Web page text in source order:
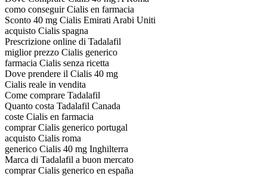
como conseguir Cialis en farmacia
Sconto 40 mg Cialis Emirati Arabi Uniti
acquisto Cialis spagna
Prescrizione online di Tadalafil
miglior prezzo Cialis generico
farmacia Cialis senza ricetta
Dove prendere il Cialis 40 mg
Cialis reale in vendita
Come comprare Tadalafil
Quanto costa Tadalafil Canada
coste Cialis en farmacia
comprar Cialis generico portugal
acquisto Cialis roma
generico Cialis 40 mg Inghilterra
Marca di Tadalafil a buon mercato
comprar Cialis generico en españa